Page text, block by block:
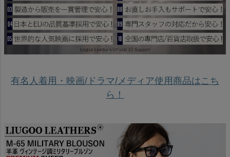
有名人着用・映画/ドラマ/メディア使用商品はこち
ら！